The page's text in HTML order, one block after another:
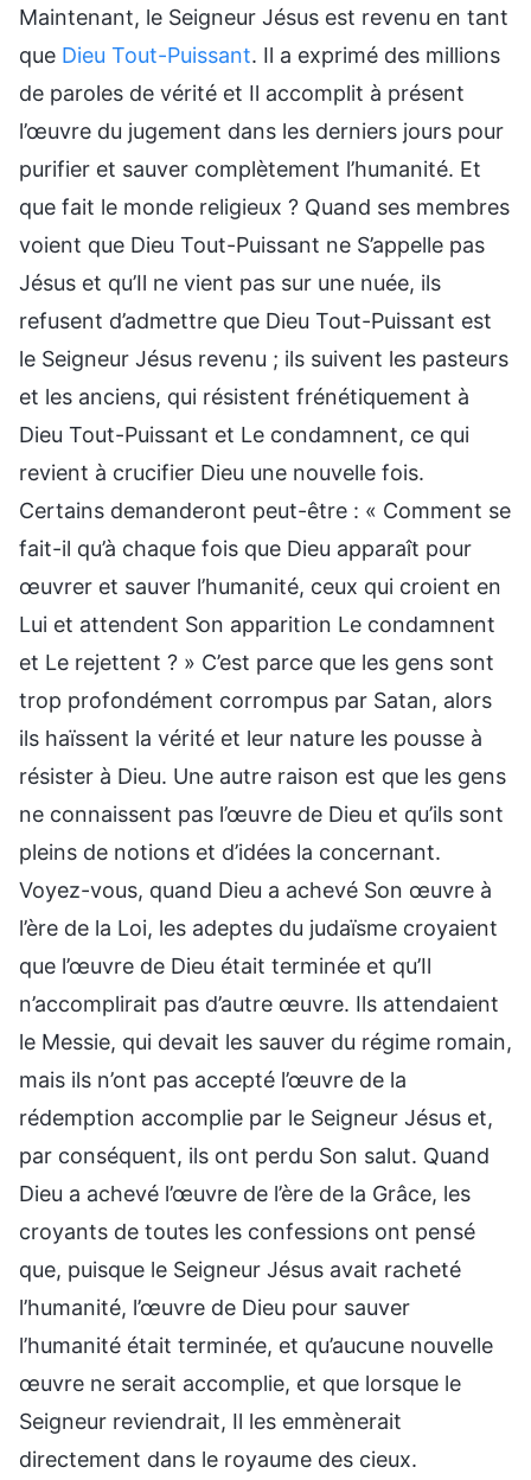
Maintenant, le Seigneur Jésus est revenu en tant
que Dieu Tout-Puissant. Il a exprimé des millions
de paroles de vérité et Il accomplit à présent
l’œuvre du jugement dans les derniers jours pour
purifier et sauver complètement l’humanité. Et
que fait le monde religieux ? Quand ses membres
voient que Dieu Tout-Puissant ne S’appelle pas
Jésus et qu’Il ne vient pas sur une nuée, ils
refusent d’admettre que Dieu Tout-Puissant est
le Seigneur Jésus revenu ; ils suivent les pasteurs
et les anciens, qui résistent frénétiquement à
Dieu Tout-Puissant et Le condamnent, ce qui
revient à crucifier Dieu une nouvelle fois.
Certains demanderont peut-être : « Comment se
fait-il qu’à chaque fois que Dieu apparaît pour
œuvrer et sauver l’humanité, ceux qui croient en
Lui et attendent Son apparition Le condamnent
et Le rejettent ? » C’est parce que les gens sont
trop profondément corrompus par Satan, alors
ils haïssent la vérité et leur nature les pousse à
résister à Dieu. Une autre raison est que les gens
ne connaissent pas l’œuvre de Dieu et qu’ils sont
pleins de notions et d’idées la concernant.
Voyez-vous, quand Dieu a achevé Son œuvre à
l’ère de la Loi, les adeptes du judaïsme croyaient
que l’œuvre de Dieu était terminée et qu’Il
n’accomplirait pas d’autre œuvre. Ils attendaient
le Messie, qui devait les sauver du régime romain,
mais ils n’ont pas accepté l’œuvre de la
rédemption accomplie par le Seigneur Jésus et,
par conséquent, ils ont perdu Son salut. Quand
Dieu a achevé l’œuvre de l’ère de la Grâce, les
croyants de toutes les confessions ont pensé
que, puisque le Seigneur Jésus avait racheté
l’humanité, l’œuvre de Dieu pour sauver
l’humanité était terminée, et qu’aucune nouvelle
œuvre ne serait accomplie, et que lorsque le
Seigneur reviendrait, Il les emmènerait
directement dans le royaume des cieux.